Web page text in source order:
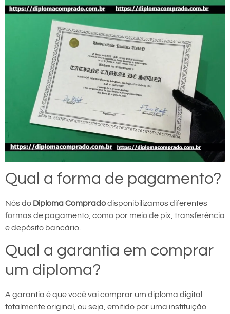
Qual a forma de pagamento?
Nós do Diploma Compradodisponibilizamos diferentes
formas de pagamento, como por meio de pix, transferência
e depósito bancário.
Qual a garantia em comprar
um diploma?
A garantia é que você vai comprar um diploma digital
totalmente original, ou seja, emitido por uma instituição